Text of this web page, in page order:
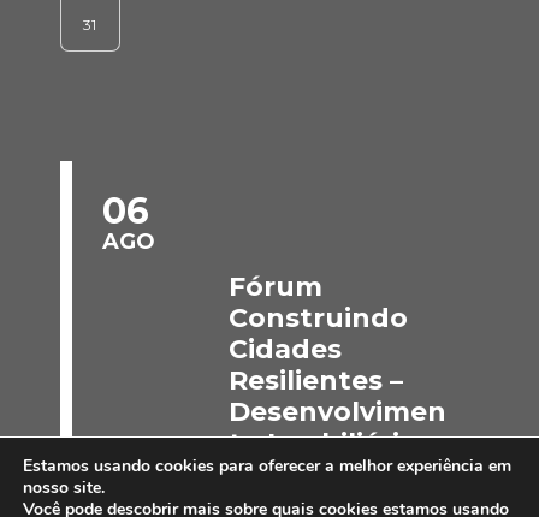
31
06
AGO
Fórum
Construindo
Cidades
Resilientes –
Desenvolvimen
to Imobiliário,
Construção e
Finanças
Estamos usando cookies para oferecer a melhor experiência em
nosso site.
Você pode descobrir mais sobre quais cookies estamos usando